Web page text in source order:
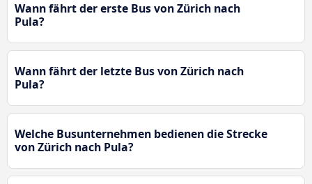
Wann fährt der erste Bus von Zürich nach
Pula?
Wann fährt der letzte Bus von Zürich nach
Pula?
Welche Busunternehmen bedienen die Strecke
von Zürich nach Pula?